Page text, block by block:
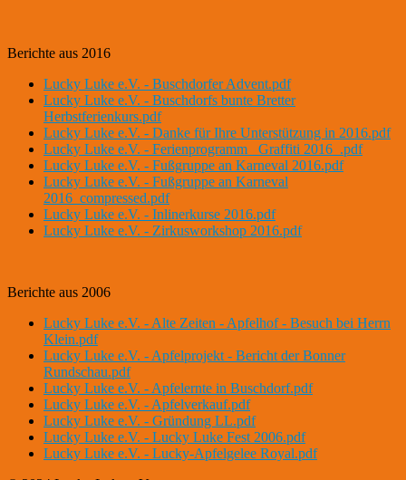
Berichte aus 2016
Lucky Luke e.V. - Buschdorfer Advent.pdf
Lucky Luke e.V. - Buschdorfs bunte Bretter
Herbstferienkurs.pdf
Lucky Luke e.V. - Danke für Ihre Unterstützung in 2016.pdf
Lucky Luke e.V. - Ferienprogramm _Graffiti 2016_.pdf
Lucky Luke e.V. - Fußgruppe an Karneval 2016.pdf
Lucky Luke e.V. - Fußgruppe an Karneval
2016_compressed.pdf
Lucky Luke e.V. - Inlinerkurse 2016.pdf
Lucky Luke e.V. - Zirkusworkshop 2016.pdf
Berichte aus 2006
Lucky Luke e.V. - Alte Zeiten - Apfelhof - Besuch bei Herrn
Klein.pdf
Lucky Luke e.V. - Apfelprojekt - Bericht der Bonner
Rundschau.pdf
Lucky Luke e.V. - Apfelernte in Buschdorf.pdf
Lucky Luke e.V. - Apfelverkauf.pdf
Lucky Luke e.V. - Gründung LL.pdf
Lucky Luke e.V. - Lucky Luke Fest 2006.pdf
Lucky Luke e.V. - Lucky-Apfelgelee Royal.pdf